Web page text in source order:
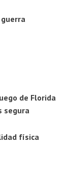
de Florida
segura
física